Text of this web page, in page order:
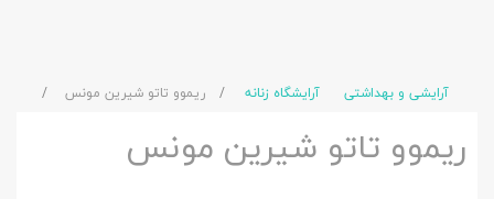
آرایشی و بهداشتی آرایشگاه زنانه ریموو تاتو شیرین مونس
ریموو تاتو شیرین مونس